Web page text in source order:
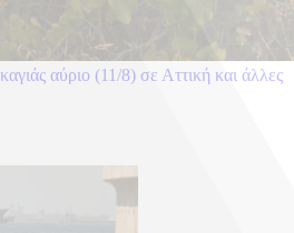
αύριο (11/8) σε Αττική και άλλες